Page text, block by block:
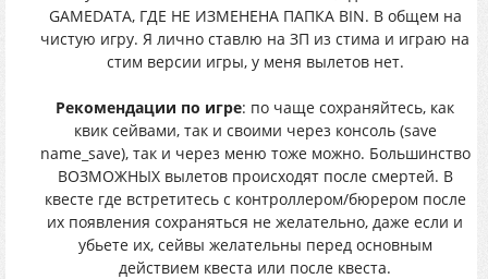
GAMEDATA, ГДЕ НЕ ИЗМЕНЕНА ПАПКА BIN. В общем на
чистую игру. Я лично ставлю на ЗП из стима и играю на
стим версии игры, у меня вылетов нет.
Рекомендации по игре: по чаще сохраняйтесь, как
квик сейвами, так и своими через консоль (save
name_save), так и через меню тоже можно. Большинство
ВОЗМОЖНЫХ вылетов происходят после смертей. В
квесте где встретитесь с контроллером/бюрером после
их появления сохраняться не желательно, даже если и
убьете их, сейвы желательны перед основным
действием квеста или после квеста.